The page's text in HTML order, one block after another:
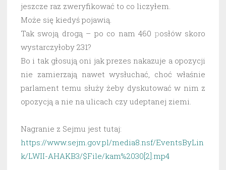
jeszcze raz zweryfikować to co liczyłem.
Może się kiedyś pojawią.
Tak swoją drogą – po co nam 460 posłów skoro
wystarczyłoby 231?
Bo i tak głosują oni jak prezes nakazuje a opozycji
nie zamierzają nawet wysłuchać, choć właśnie
parlament temu służy żeby dyskutować w nim z
opozycją a nie na ulicach czy udeptanej ziemi.
Nagranie z Sejmu jest tutaj:
https://www.sejm.gov.pl/media8.nsf/EventsByLin
k/LWII-AHAKB3/$File/kam%2030[2].mp4